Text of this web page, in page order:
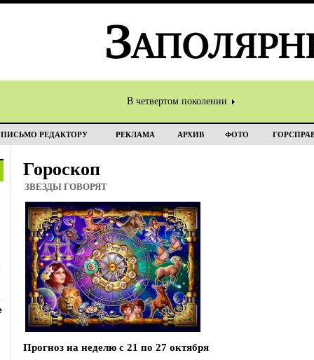
В четвертом поколении
ПИСЬМО РЕДАКТОРУ РЕКЛАМА АРХИВ ФОТО
Гороскоп
ЗВЕЗДЫ ГОВОРЯТ
Прогноз на неделю с 21 по 27 октября